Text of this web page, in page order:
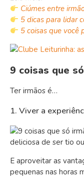
Ciúmes entre
5 dicas para lidar
5 coisas que você
9 coisas que
Ter irmãos é…
1. Viver a
E aproveitar as
pequenas nas horas